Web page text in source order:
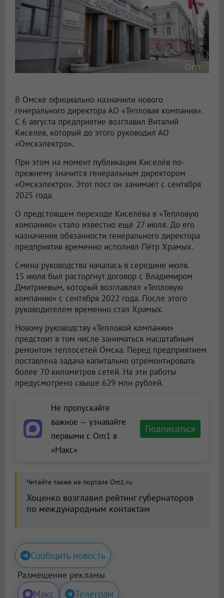
В Омске официально назначили нового
генерального директора АО «Тепловая компания».
С 6 августа предприятие возглавил Виталий
Киселев, который до этого руководил АО
«Омскэлектро».
При этом на момент публикации Киселёв по-
прежнему значится генеральным директором
«Омскэлектро». Этот пост он занимает с сентября
2025 года.
О предстоящем переходе Киселёва в «Тепловую
компанию» стало известно ещё 27 июля. До его
назначения обязанности генерального директора
предприятия временно исполнял Пётр Храмых.
Смена руководства началась в середине июля.
15 июля был расторгнут договор с Владимиром
Дмитриевым, который возглавлял «Тепловую
компанию» с сентября 2022 года. После этого
руководителем временно стал Храмых.
Новому руководству «Тепловой компании»
предстоит в том числе заниматься масштабным
ремонтом теплосетей Омска. Перед предприятием
поставлена задача капитально отремонтировать
более 70 километров сетей. На эти работы
предусмотрено свыше 629 млн рублей.
Не пропускайте
важное — узнавайте
первыми с Om1 в
«Макс»
Подписаться
Читайте также на портале Om1.ru
Хоценко возглавил рейтинг губернаторов
по международным контактам
Сообщить новость
Размещение рекламы
Макс Телеграм